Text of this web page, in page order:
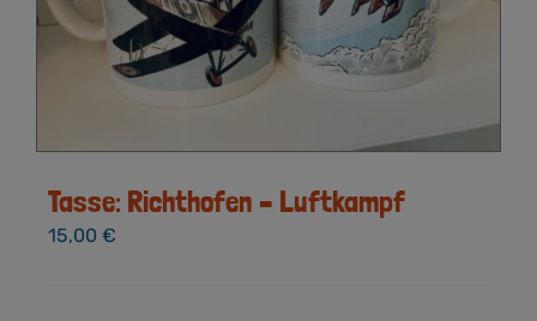
Tasse: Richthofen – Luftkampf
15,00 €